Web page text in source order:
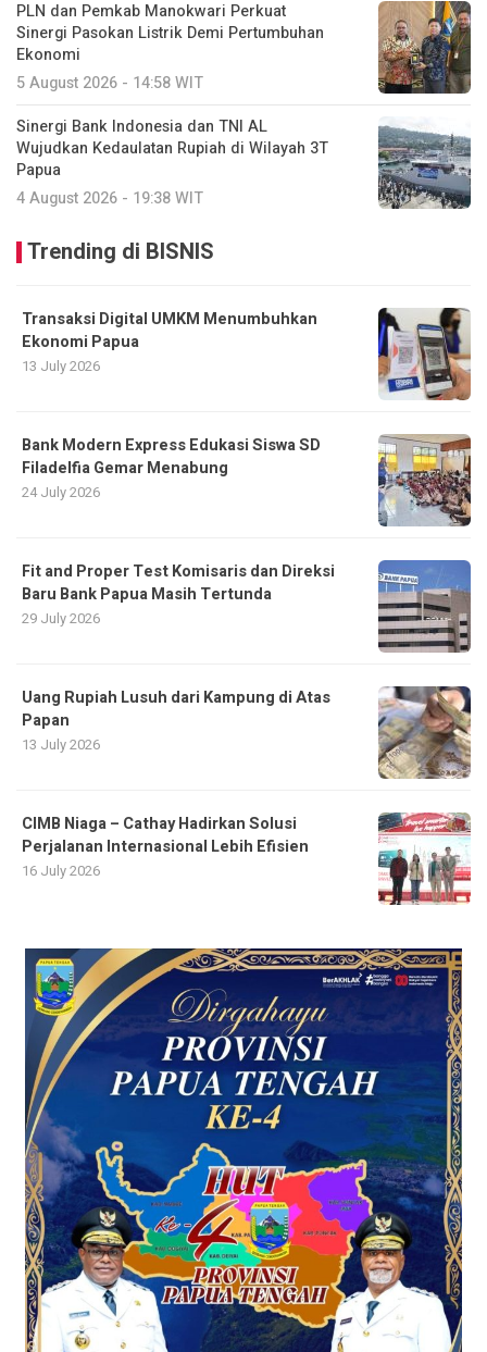
PLN dan Pemkab Manokwari Perkuat
Sinergi Pasokan Listrik Demi Pertumbuhan
Ekonomi
5 August 2026 - 14:58 WIT
Sinergi Bank Indonesia dan TNI AL
Wujudkan Kedaulatan Rupiah di Wilayah 3T
Papua
4 August 2026 - 19:38 WIT
Trending di BISNIS
Transaksi Digital UMKM Menumbuhkan
Ekonomi Papua
13 July 2026
Bank Modern Express Edukasi Siswa SD
Filadelfia Gemar Menabung
24 July 2026
Fit and Proper Test Komisaris dan Direksi
Baru Bank Papua Masih Tertunda
29 July 2026
Uang Rupiah Lusuh dari Kampung di Atas
Papan
13 July 2026
CIMB Niaga – Cathay Hadirkan Solusi
Perjalanan Internasional Lebih Efisien
16 July 2026